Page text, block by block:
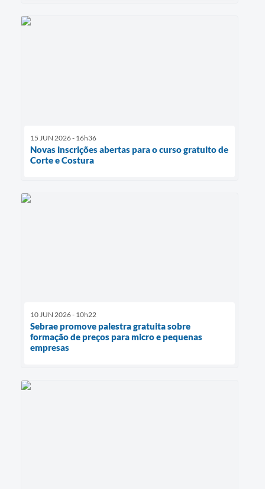
15 JUN 2026 - 16h36
Novas inscrições abertas para o curso gratuito de
Corte e Costura
10 JUN 2026 - 10h22
Sebrae promove palestra gratuita sobre
formação de preços para micro e pequenas
empresas